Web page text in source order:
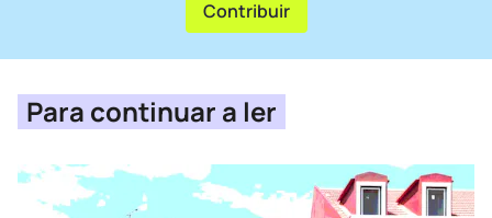
Contribuir
Para continuar a ler